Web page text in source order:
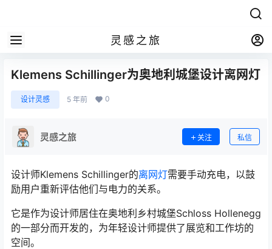
灵感之旅
Klemens Schillinger为奥地利城堡设计离网灯
设计灵感 5 年前 0
灵感之旅 关注 私信
设计师Klemens Schillinger的离网灯需要手动充电，以鼓
励用户重新评估他们与电力的关系。
它是作为设计师居住在奥地利乡村城堡Schloss Hollenegg
的一部分而开发的，为年轻设计师提供了展览和工作坊的
空间。